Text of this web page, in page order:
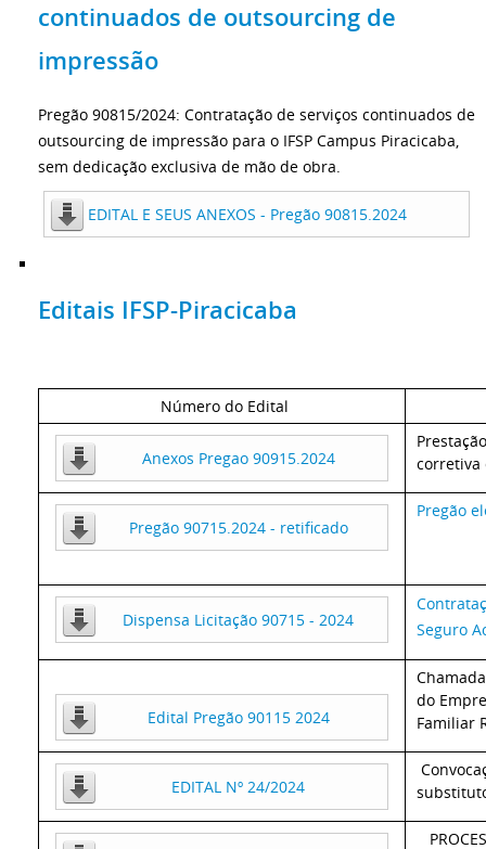
continuados de outsourcing de
impressão
Pregão 90815/2024: Contratação de serviços continuados de
outsourcing de impressão para o IFSP Campus Piracicaba,
sem dedicação exclusiva de mão de obra.
EDITAL E SEUS ANEXOS - Pregão 90815.2024
Editais IFSP-Piracicaba
Número do Edital
Anexos Pregao 90915.2024
corretiva
Pregão 90715.2024 - retificado
Pregão
Dispensa Licitação 90715 - 2024
Seguro
Edital Pregão 90115 2024
do
Familiar
EDITAL Nº 24/2024
C